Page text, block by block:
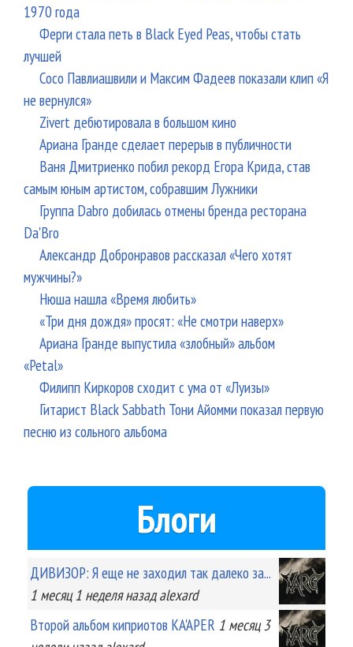
1970 года
Ферги стала петь в Black Eyed Peas, чтобы стать
лучшей
Сосо Павлиашвили и Максим Фадеев показали клип «Я
не вернулся»
Zivert дебютировала в большом кино
Ариана Гранде сделает перерыв в публичности
Ваня Дмитриенко побил рекорд Егора Крида, став
самым юным артистом, собравшим Лужники
Группа Dabro добилась отмены бренда ресторана
Da'Bro
Александр Добронравов рассказал «Чего хотят
мужчины?»
Нюша нашла «Время любить»
«Три дня дождя» просят: «Не смотри наверх»
Ариана Гранде выпустила «злобный» альбом
«Petal»
Филипп Киркоров сходит с ума от «Луизы»
Гитарист Black Sabbath Тони Айомми показал первую
песню из сольного альбома
Блоги
ДИВИЗОР: Я еще не заходил так далеко за...
1 месяц 1 неделяназад alexard
Второй альбом киприотов KA'APER 1 месяц 3